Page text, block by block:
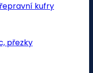
kufry
přezky